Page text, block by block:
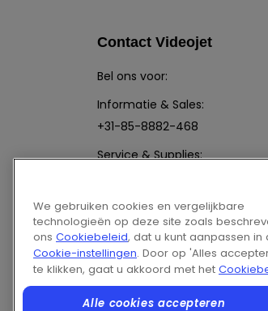
Contact Videojet
Bel ons voor:
Informatie & Sales:
+31-85-8882-468
Service & Supplies:
Chat met een specialist
Een e-mail sturen
Volg ons op:
We gebruiken cookies en vergelijkbare
technologieën op deze site zoals
ons Cookiebeleid, dat u kunt aanpassen in
Cookie-instellingen. Door op 'Alles
te klikken, gaat u akkoord met het
Alle cookies accepteren